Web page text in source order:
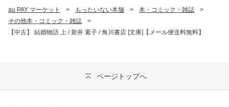
au PAY マーケット > もったいない本舗 > 本・コミック・雑誌
>
その他本・コミック・雑誌
>
【中古】 結婚物語 上 / 新井 素子 / 角川書店 [文庫]【メール便送料無料】
ページトップへ